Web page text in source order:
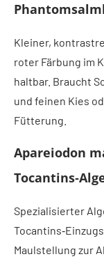
Kleiner,
roter Färbung im
haltbar. Braucht
und feinen Kies
Fütterung.
Apareiodon
Spezialisierter
Maulstellung zur